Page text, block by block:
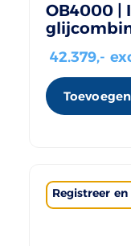
OB4000 |
42.379,-
Registreer